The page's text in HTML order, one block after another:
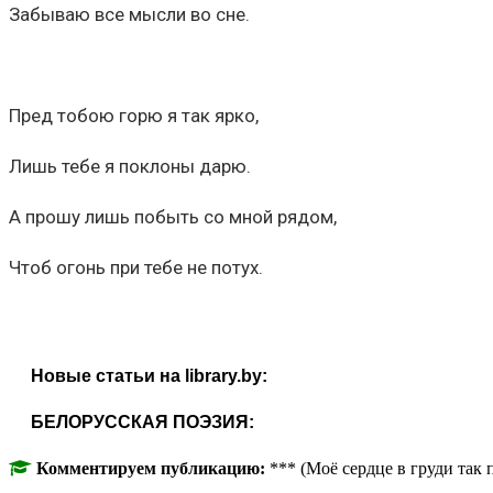
Забываю все мысли во сне.
Пред тобою горю я так ярко,
Лишь тебе я поклоны дарю.
А прошу лишь побыть со мной рядом,
Чтоб огонь при тебе не потух.
Новые статьи на library.by:
БЕЛОРУССКАЯ ПОЭЗИЯ:
Комментируем публикацию: *** (Моё сердце в груди так